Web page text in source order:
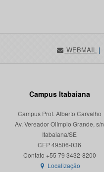
WEBMAIL |
Campus Itabaiana
Campus Prof. Alberto Carvalho
Av. Vereador Olímpio Grande, s/n
Itabaiana/SE
CEP 49506-036
Localização